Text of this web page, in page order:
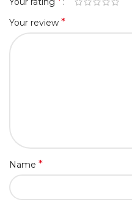
Your review *
Name *